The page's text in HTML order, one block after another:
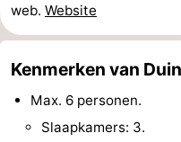
Wandelen
Paardrijden
-
Golfbanen
-
web. Website
Kenmerken van
Max. 6 personen.
Slaapkamers: 3.